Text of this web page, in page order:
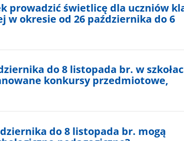
prowadzić świetlicę dla uczniów
w okresie od 26 października do 6
do 8 listopada br. w
konkursy przedmiotowe,
do 8 listopada br. mogą